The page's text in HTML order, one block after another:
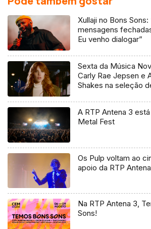
Xullaji no Bons Sons:
mensagens
Eu venho dialogar”
Sexta da Música
Carly Rae Jepsen e
Shakes na seleção
A RTP Antena 3
Metal Fest
Os Pulp voltam ao
apoio da RTP
Na RTP Antena 3,
Sons!